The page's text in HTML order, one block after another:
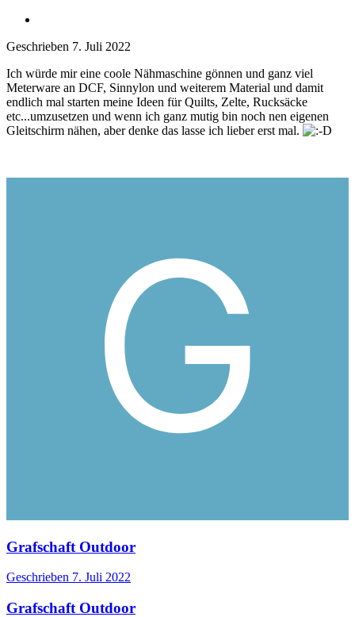
Geschrieben 7. Juli 2022
Ich würde mir eine coole Nähmaschine gönnen und ganz viel
Meterware an DCF, Sinnylon und weiterem Material und damit
endlich mal starten meine Ideen für Quilts, Zelte, Rucksäcke
etc...umzusetzen und wenn ich ganz mutig bin noch nen eigenen
Gleitschirm nähen, aber denke das lasse ich lieber erst mal.
Grafschaft Outdoor
Geschrieben 7. Juli 2022
Grafschaft Outdoor